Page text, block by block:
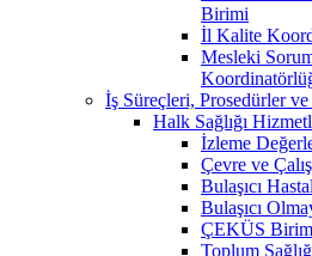
Birimi
İl Kalite
Mesleki
İş Süreçleri, Prosedürler
Halk Sağlığı
İzleme
Çevre ve
Bulaşıcı
Bulaşıcı
ÇEKÜS
Toplum